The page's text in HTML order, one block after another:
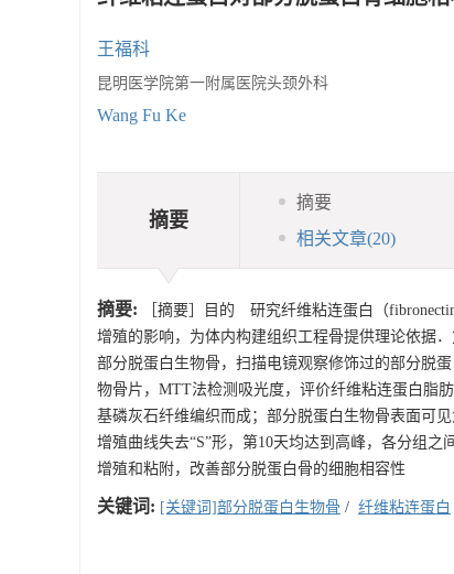
王福科
昆明医学院第一附属医院头颈外科
Wang Fu Ke
摘要
摘要
相关文章(20)
摘要: ［摘要］目的 研究纤维粘连蛋白（
增殖的影响，为体内构建组织工程骨提供理论依据
部分脱蛋白生物骨，扫描电镜观察修饰过的部分脱
物骨片，MTT法检测吸光度，评价纤维粘连蛋白脂
基磷灰石纤维编织而成；部分脱蛋白生物骨表面可
增殖曲线失去“S”形，第10天均达到高峰，各分组
增殖和粘附，改善部分脱蛋白骨的细胞相容性
关键词: [关键词]部分脱蛋白生物骨 / 纤维粘连蛋白